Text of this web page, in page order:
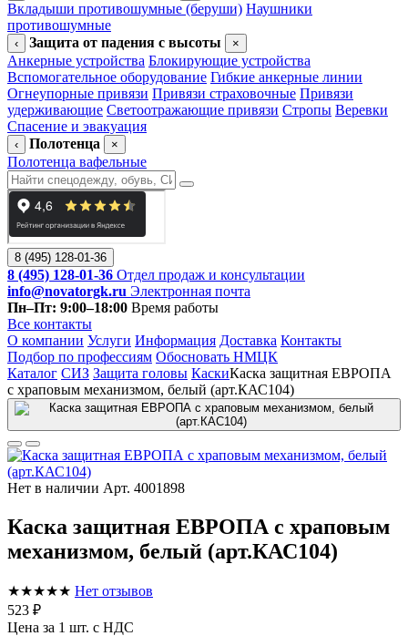
Вкладыши противошумные (беруши) Наушники
противошумные
‹ Защита от падения с высоты ×
Анкерные устройства Блокирующие устройства
Вспомогательное оборудование Гибкие анкерные линии
Огнеупорные привязи Привязи страховочные Привязи
удерживающие Светоотражающие привязи Стропы Веревки
Спасение и эвакуация
‹ Полотенца ×
Полотенца вафельные
8 (495) 128-01-36
8 (495) 128-01-36 Отдел продаж и консультации
info@novatorgk.ru Электронная почта
Пн–Пт: 9:00–18:00 Время работы
Все контакты
О компании Услуги Информация Доставка Контакты
Подбор по профессиям Обосновать НМЦК
Каталог СИЗ Защита головы КаскиКаска защитная ЕВРОПА
с храповым механизмом, белый (арт.КАС104)
Нет в наличии Арт. 4001898
Каска защитная ЕВРОПА с храповым
механизмом, белый (арт.КАС104)
★★★★★ Нет отзывов
523 ₽
Цена за 1 шт. с НДС